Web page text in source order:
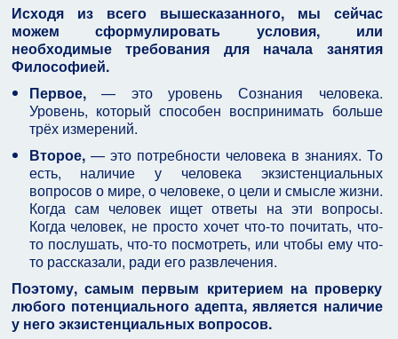
Исходя из всего вышесказанного, мы сейчас
можем сформулировать условия, или
необходимые требования для начала занятия
Философией.
Первое,— это уровень Сознания человека.
Уровень, который способен воспринимать больше
трёх измерений.
Второе,— это потребности человека в знаниях. То
есть, наличие у человека экзистенциальных
вопросов о мире, о человеке, о цели и смысле жизни.
Когда сам человек ищет ответы на эти вопросы.
Когда человек, не просто хочет что-то почитать, что-
то послушать, что-то посмотреть, или чтобы ему что-
то рассказали, ради его развлечения.
Поэтому, самым первым критерием на проверку
любого потенциального адепта, является наличие
у него экзистенциальных вопросов.